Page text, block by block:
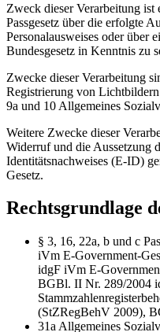
Zweck dieser Verarbeitung ist
Passgesetz über die erfolgte
Personalausweises oder über
Bundesgesetz in Kenntnis zu
Zwecke dieser Verarbeitung
Registrierung von
9a und 10 Allgemeines
Weitere Zwecke dieser
Widerruf und die Aussetzung
Identitätsnachweises (E-ID)
Gesetz.
Rechtsgrundlage
§ 3, 16, 22a, b und c
iVm E-Government-
idgF iVm E-
BGBl. II Nr. 289/2004
(StZRegBehV 2009),
31a Allgemeines